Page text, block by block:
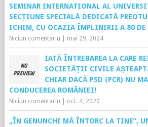
SEMINAR INTERNATIONAL AL
SECȚIUNE SPECIALĂ DEDICATĂ
ICHIM, CU OCAZIA ÎMPLINIRII A 80 DE
Niciun comentariu mai 29, 2024
IATĂ ÎNTREBAREA LA CARE
SOCIETĂȚII CIVILE
CHIAR DACĂ PSD (PCR) NU
CONDUCEREA ROMÂNIEI!
Niciun comentariu oct. 4, 2020
„ÎN GENUNCHI MĂ ÎNTORC LA TINE”,